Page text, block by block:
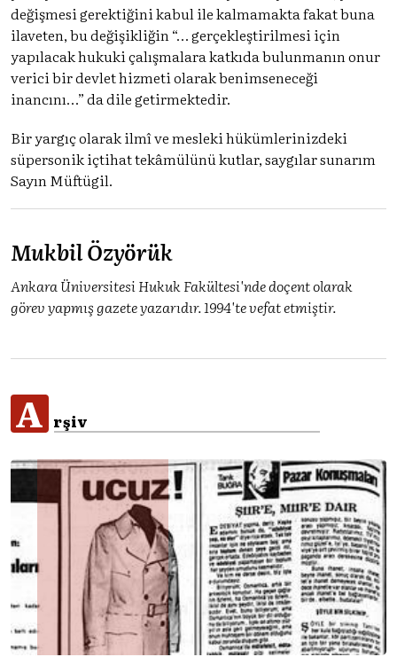
değişmesi gerektiğini kabul ile kalmamakta fakat buna
ilaveten, bu değişikliğin “… gerçekleştirilmesi için
yapılacak hukuki çalışmalara katkıda bulunmanın onur
verici bir devlet hizmeti olarak benimseneceği
inancını…” da dile getirmektedir.
Bir yargıç olarak ilmî ve mesleki hükümlerinizdeki
süpersonik içtihat tekâmülünü kutlar, saygılar sunarım
Sayın Müftügil.
Mukbil Özyörük
Ankara Üniversitesi Hukuk Fakültesi'nde doçent olarak
görev yapmış gazete yazarıdır. 1994'te vefat etmiştir.
A rşiv